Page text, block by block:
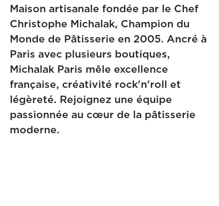
Maison artisanale fondée par le Chef
Christophe Michalak, Champion du
Monde de Pâtisserie en 2005. Ancré à
Paris avec plusieurs boutiques,
Michalak Paris mêle excellence
française, créativité rock'n'roll et
légèreté. Rejoignez une équipe
passionnée au cœur de la pâtisserie
moderne.